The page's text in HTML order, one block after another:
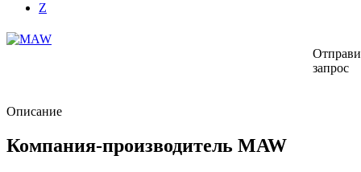
Z
запрос
Описание
Компания-производитель MAW